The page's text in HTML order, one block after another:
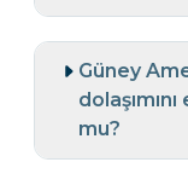
Güney
mu?